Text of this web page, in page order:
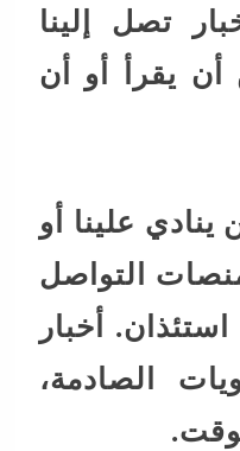
تصل إلينا
أن يقرأ أو أن
علينا أو
التواصل
أخبار
الصادمة،